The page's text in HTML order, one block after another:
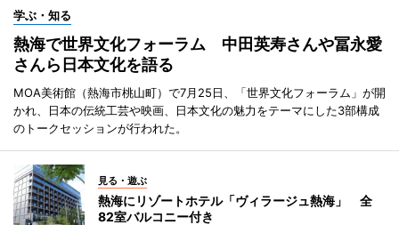
学ぶ・知る
熱海で世界文化フォーラム 中田英寿さんや冨永愛
さんら日本文化を語る
MOA美術館（熱海市桃山町）で7月25日、「世界文化フォーラム」が開
かれ、日本の伝統工芸や映画、日本文化の魅力をテーマにした3部構成
のトークセッションが行われた。
見る・遊ぶ
熱海にリゾートホテル「ヴィラージュ熱海」 全
82室バルコニー付き